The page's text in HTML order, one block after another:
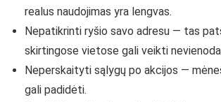
realus naudojimas yra lengvas.
Nepatikrinti ryšio savo adresu — tas
skirtingose vietose gali veikti
Neperskaityti sąlygų po akcijos —
gali padidėti.